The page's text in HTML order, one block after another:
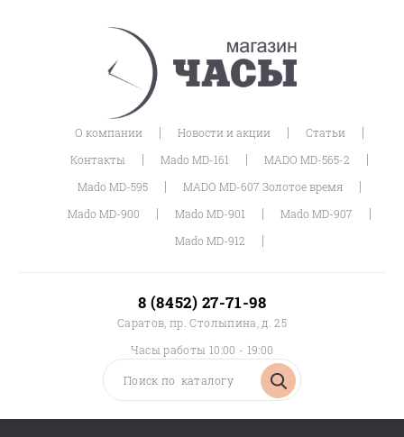
О компании | Новости и акции | Статьи |
Контакты | Mado MD-161 | MADO MD-565-2 |
Mado MD-595 | MADO MD-607 Золотое время |
Mado MD-900 | Mado MD-901 | Mado MD-907 |
Mado MD-912 |
8 (8452) 27-71-98
Саратов, пр. Столыпина, д. 25
Часы работы 10:00 - 19:00